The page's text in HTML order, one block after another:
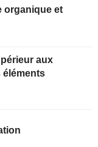
organique et
aux
éléments